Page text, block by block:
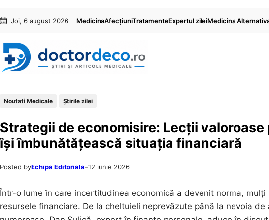
conținut
content
Joi, 6 august 2026 MedicinaAfecțiuniTratamenteExpertul zileiMedicina
Noutati Medicale Știrile zilei
Strategii de economisire: Lecții
își îmbunătățească situația financiară
Posted byEchipa Editoriala–12 iunie 2026
Într-o lume în care incertitudinea economică a devenit norma,
resursele financiare. De la cheltuieli neprevăzute până la nevoia